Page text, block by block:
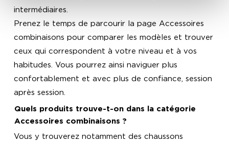
intermédiaires.
Prenez le temps de parcourir la page Accessoires
combinaisons pour comparer les modèles et trouver
ceux qui correspondent à votre niveau et à vos
habitudes. Vous pourrez ainsi naviguer plus
confortablement et avec plus de confiance, session
après session.
Quels produits trouve-t-on dans la catégorie
Accessoires combinaisons ?
Vous y trouverez notamment des chaussons